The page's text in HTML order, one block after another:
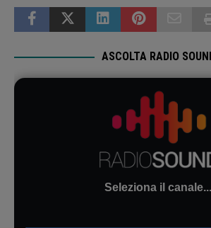
ASCOLTA RADIO
Seleziona il canale...